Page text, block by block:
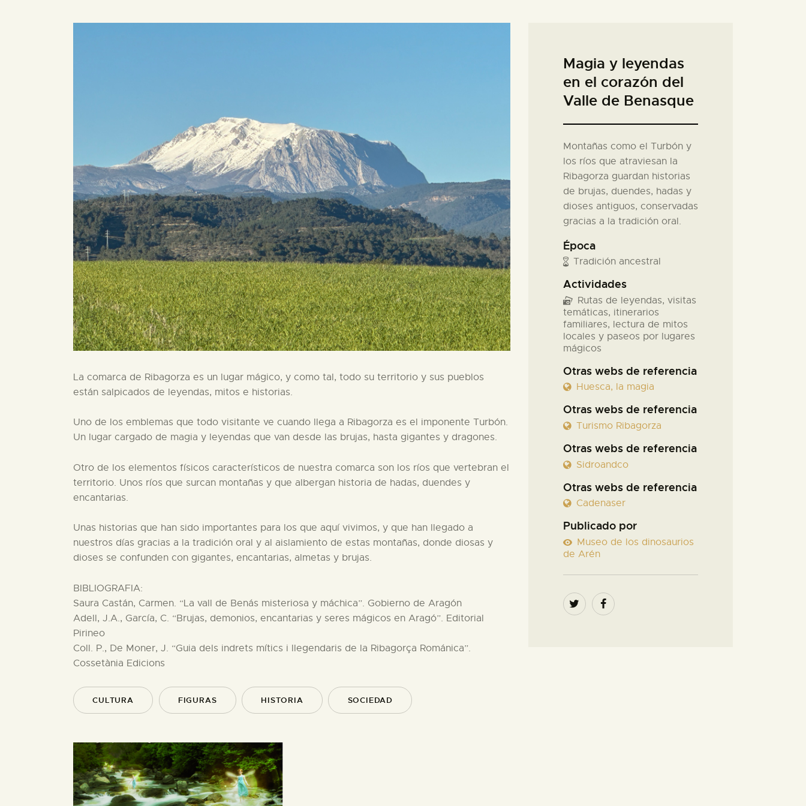
La comarca de Ribagorza es un lugar mágico, y como tal, todo su territorio y sus pueblos
están salpicados de leyendas, mitos e historias.
Uno de los emblemas que todo visitante ve cuando llega a Ribagorza es el imponente Turbón.
Un lugar cargado de magia y leyendas que van desde las brujas, hasta gigantes y dragones.
Otro de los elementos físicos característicos de nuestra comarca son los ríos que vertebran el
territorio. Unos ríos que surcan montañas y que albergan historia de hadas, duendes y
encantarias.
Unas historias que han sido importantes para los que aquí vivimos, y que han llegado a
nuestros días gracias a la tradición oral y al aislamiento de estas montañas, donde diosas y
dioses se confunden con gigantes, encantarias, almetas y brujas.
BIBLIOGRAFIA:
Saura Castán, Carmen. “La vall de Benás misteriosa y máchica”. Gobierno de Aragón
Adell, J.A., García, C. “Brujas, demonios, encantarias y seres mágicos en Aragó”. Editorial
Pirineo
Coll. P., De Moner, J. “Guia dels indrets mítics i llegendaris de la Ribagorça Románica”.
Cossetània Edicions
CULTURA FIGURAS HISTORIA SOCIEDAD
Magia y leyendas
en el corazón del
Valle de Benasque
Montañas como el Turbón y
los ríos que atraviesan la
Ribagorza guardan historias
de brujas, duendes, hadas y
dioses antiguos, conservadas
gracias a la tradición oral.
Época
Tradición ancestral
Actividades
Rutas de leyendas, visitas
temáticas, itinerarios
familiares, lectura de mitos
locales y paseos por lugares
mágicos
Otras webs de referencia
Huesca, la magia
Otras webs de referencia
Turismo Ribagorza
Otras webs de referencia
Sidroandco
Otras webs de referencia
Cadenaser
Publicado por
Museo de los dinosaurios
de Arén